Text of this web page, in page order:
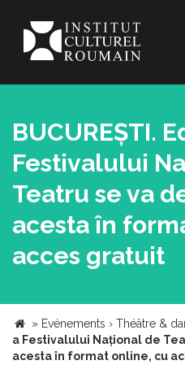
BUCUREȘTI.
Festivalului
Teatru se va
acesta în
acces gratuit
» Evénements › Théâtre &
a Festivalului Național de
acesta în format online, cu